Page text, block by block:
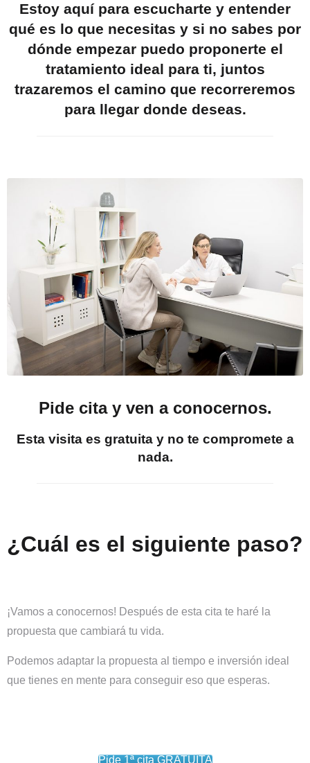
Estoy aquí para escucharte y entender
qué es lo que necesitas y si no sabes por
dónde empezar puedo proponerte el
tratamiento ideal para ti, juntos
trazaremos el camino que recorreremos
para llegar donde deseas.
Pide cita y ven a conocernos.
Esta visita es gratuita y no te compromete a
nada.
¿Cuál es el siguiente paso?
¡Vamos a conocernos! Después de esta cita te haré la
propuesta que cambiará tu vida.
Podemos adaptar la propuesta al tiempo e inversión ideal
que tienes en mente para conseguir eso que esperas.
Pide 1ª cita GRATUÍTA